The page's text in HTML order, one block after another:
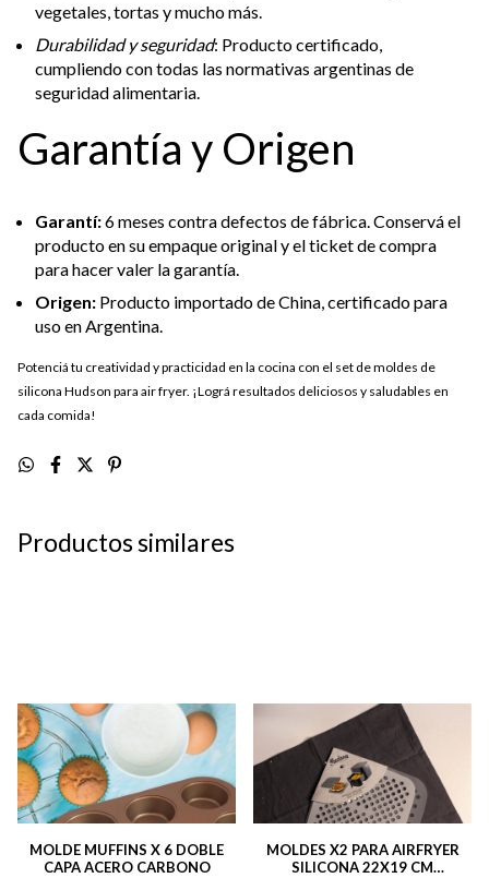
vegetales, tortas y mucho más.
Durabilidad y seguridad: Producto certificado,
cumpliendo con todas las normativas argentinas de
seguridad alimentaria.
Garantía y Origen
Garantí:6 meses contra defectos de fábrica. Conservá el
producto en su empaque original y el ticket de compra
para hacer valer la garantía.
Origen: Producto importado de China, certificado para
uso en Argentina.
Potenciá tu creatividad y practicidad en la cocina con el set de moldes de
silicona Hudson para air fryer. ¡Lográ resultados deliciosos y saludables en
cada comida!
Productos similares
MOLDE MUFFINS X 6 DOBLE
CAPA ACERO CARBONO
MOLDES X2 PARA AIRFRYER
SILICONA 22X19 CM